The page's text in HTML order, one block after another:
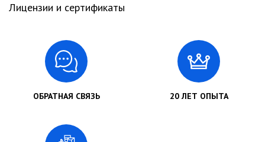
Лицензии и сертификаты
ОБРАТНАЯ СВЯЗЬ 20 ЛЕТ ОПЫТА